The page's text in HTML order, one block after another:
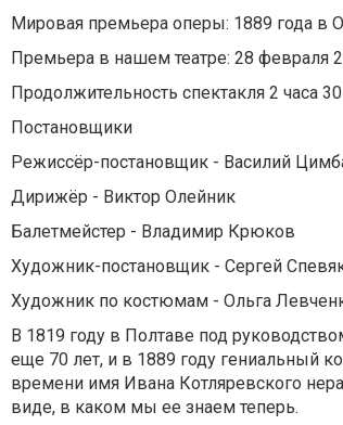
Мировая премьера оперы: 1889 года в
Премьера в нашем театре: 28 февраля
Продолжительность спектакля 2 часа
Постановщики
Режиссёр-постановщик - Василий
Дирижёр - Виктор Олейник
Балетмейстер - Владимир Крюков
Художник-постановщик - Сергей
Художник по костюмам - Ольга
В 1819 году в Полтаве под
еще 70 лет, и в 1889 году гениальный
времени имя Ивана Котляревского
виде, в каком мы ее знаем теперь.